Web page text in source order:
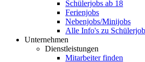
Schülerjobs ab 18
Ferienjobs
Nebenjobs/Minijobs
Alle Info's zu
Unternehmen
Dienstleistungen
Mitarbeiter finden